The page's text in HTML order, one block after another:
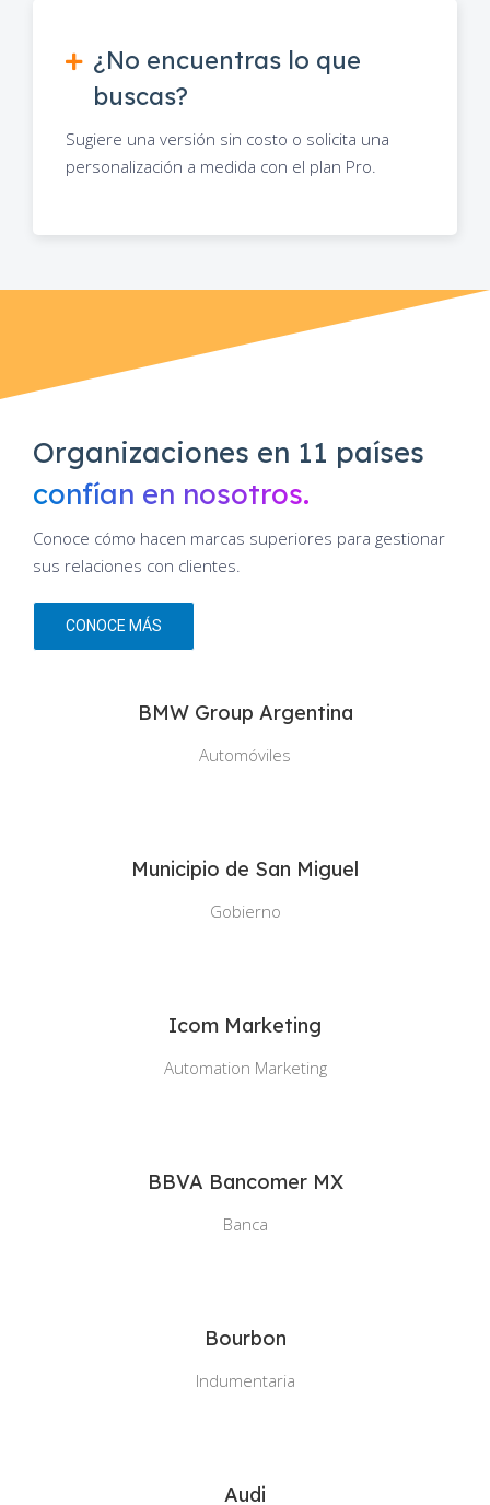
¿No encuentras lo que
buscas?
Sugiere una versión sin costo o solicita una
personalización a medida con el plan Pro.
Organizaciones en 11 países
confían en nosotros.
Conoce cómo hacen marcas superiores para gestionar
sus relaciones con clientes.
CONOCE MÁS
BMW Group Argentina
Automóviles
Municipio de San Miguel
Gobierno
Icom Marketing
Automation Marketing
BBVA Bancomer MX
Banca
Bourbon
Indumentaria
Audi